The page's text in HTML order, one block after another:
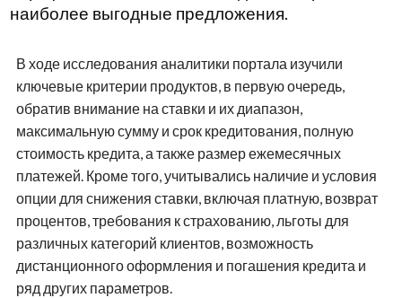
наиболее выгодные предложения.
В ходе исследования аналитики портала изучили
ключевые критерии продуктов, в первую очередь,
обратив внимание на ставки и их диапазон,
максимальную сумму и срок кредитования, полную
стоимость кредита, а также размер ежемесячных
платежей. Кроме того, учитывались наличие и условия
опции для снижения ставки, включая платную, возврат
процентов, требования к страхованию, льготы для
различных категорий клиентов, возможность
дистанционного оформления и погашения кредита и
ряд других параметров.